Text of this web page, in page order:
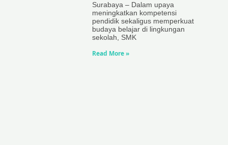
Surabaya – Dalam upaya
meningkatkan kompetensi
pendidik sekaligus memperkuat
budaya belajar di lingkungan
sekolah, SMK
Read More »